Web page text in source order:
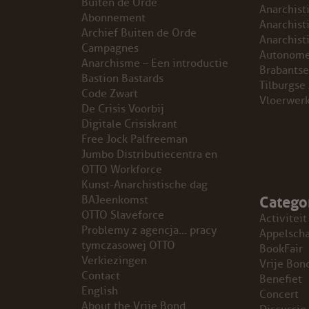
ANARCHISTISCHE GROEP A’DAM
ANARCHISTISCH COLLECTIEF ANTWERPEN
ANARCHISTISCH COLLECTIEF BRUGGE
VB AMSTERDAM
VRIJ COLLECTIEF KORTRIJK
LEUVENSE ANARCHISTISCHE GROEP
VB UTRECHT
Buiten de Orde
Abonnement
Archief Buiten de Orde
Campagnes
Anarchisme – Een introductie
Bastion Bastards
Code Zwart
De Crisis Voorbij
Digitale Crisiskrant
Free Jock Palfreeman
Jumbo Distributiecentra en
OTTO Workforce
Kunst-Anarchistische dag
BAJeenkomst
OTTO Slaveforce
Problemy z agencja… pracy
tymczasowej OTTO
Verkiezingen
Contact
English
Tilburgse
Activiteit
Appelscha
BookFair
Vrije
Benefiet
Concert